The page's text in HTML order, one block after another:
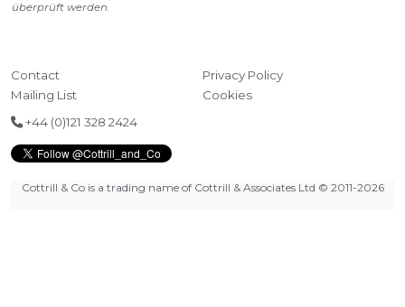
überprüft werden.
Contact
Mailing List
Privacy Policy
Cookies
+44 (0)121 328 2424
Cottrill & Co is a trading name of Cottrill & Associates Ltd © 2011-2026